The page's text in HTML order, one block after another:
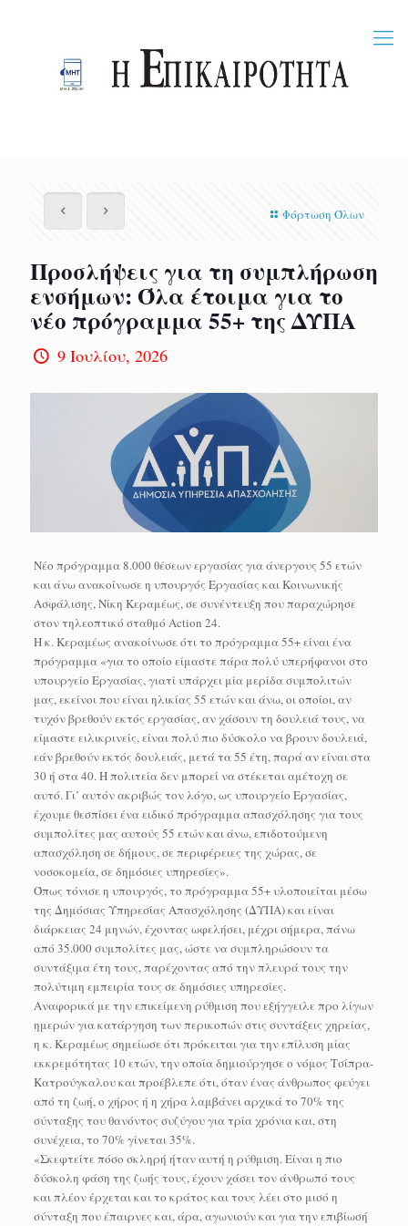
Φόρτωση Όλων
Προσλήψεις για τη συμπλήρωση
ενσήμων: Όλα έτοιμα για το
νέο πρόγραμμα 55+ της ΔΥΠΑ
9 Ιουλίου, 2026
Νέο πρόγραμμα 8.000 θέσεων εργασίας για άνεργους 55 ετών
και άνω ανακοίνωσε η υπουργός Εργασίας και Κοινωνικής
Ασφάλισης, Νίκη Κεραμέως, σε συνέντευξη που παραχώρησε
στον τηλεοπτικό σταθμό Action 24.
Η κ. Κεραμέως ανακοίνωσε ότι το πρόγραμμα 55+ είναι ένα
πρόγραμμα «για το οποίο είμαστε πάρα πολύ υπερήφανοι στο
υπουργείο Εργασίας, γιατί υπάρχει μία μερίδα συμπολιτών
μας, εκείνοι που είναι ηλικίας 55 ετών και άνω, οι οποίοι, αν
τυχόν βρεθούν εκτός εργασίας, αν χάσουν τη δουλειά τους, να
είμαστε ειλικρινείς, είναι πολύ πιο δύσκολο να βρουν δουλειά,
εάν βρεθούν εκτός δουλειάς, μετά τα 55 έτη, παρά αν είναι στα
30 ή στα 40. Η πολιτεία δεν μπορεί να στέκεται αμέτοχη σε
αυτό. Γι’ αυτόν ακριβώς τον λόγο, ως υπουργείο Εργασίας,
έχουμε θεσπίσει ένα ειδικό πρόγραμμα απασχόλησης για τους
συμπολίτες μας αυτούς 55 ετών και άνω, επιδοτούμενη
απασχόληση σε δήμους, σε περιφέρειες της χώρας, σε
νοσοκομεία, σε δημόσιες υπηρεσίες».
Όπως τόνισε η υπουργός, το πρόγραμμα 55+ υλοποιείται μέσω
της Δημόσιας Υπηρεσίας Απασχόλησης (ΔΥΠΑ) και είναι
διάρκειας 24 μηνών, έχοντας ωφελήσει, μέχρι σήμερα, πάνω
από 35.000 συμπολίτες μας, ώστε να συμπληρώσουν τα
συντάξιμα έτη τους, παρέχοντας από την πλευρά τους την
πολύτιμη εμπειρία τους σε δημόσιες υπηρεσίες.
Αναφορικά με την επικείμενη ρύθμιση που εξήγγειλε προ λίγων
ημερών για κατάργηση των περικοπών στις συντάξεις χηρείας,
η κ. Κεραμέως σημείωσε ότι πρόκειται για την επίλυση μίας
εκκρεμότητας 10 ετών, την οποία δημιούργησε ο νόμος Τσίπρα-
Κατρούγκαλου και προέβλεπε ότι, όταν ένας άνθρωπος φεύγει
από τη ζωή, ο χήρος ή η χήρα λαμβάνει αρχικά το 70% της
σύνταξης του θανόντος συζύγου για τρία χρόνια και, στη
συνέχεια, το 70% γίνεται 35%.
«Σκεφτείτε πόσο σκληρή ήταν αυτή η ρύθμιση. Είναι η πιο
δύσκολη φάση της ζωής τους, έχουν χάσει τον άνθρωπό τους
και πλέον έρχεται και το κράτος και τους λέει στο μισό η
σύνταξη που έπαιρνες και, άρα, αγωνιούν και για την επιβίωσή